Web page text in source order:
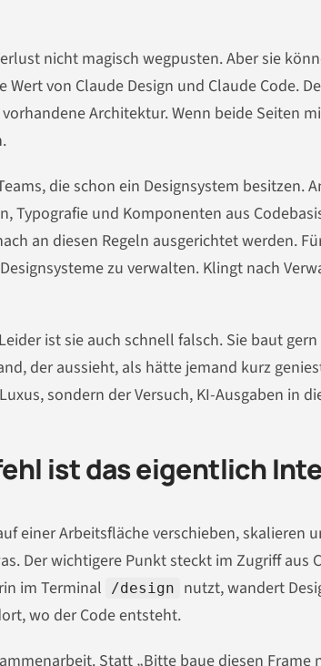
nicht magisch wegpusten. Aber sie
Wert von Claude Design und Claude Code.
Architektur. Wenn beide Seiten
die schon ein Designsystem besitzen.
Typografie und Komponenten aus
an diesen Regeln ausgerichtet werden.
zu verwalten. Klingt nach
ist sie auch schnell falsch. Sie baut
der aussieht, als hätte jemand kurz
sondern der Versuch, KI-Ausgaben in
ist das eigentlich
einer Arbeitsfläche verschieben, skalieren
Der wichtigere Punkt steckt im Zugriff aus
im Terminal
/design
nutzt, wandert
wo der Code entsteht.
Statt „Bitte baue diesen Frame